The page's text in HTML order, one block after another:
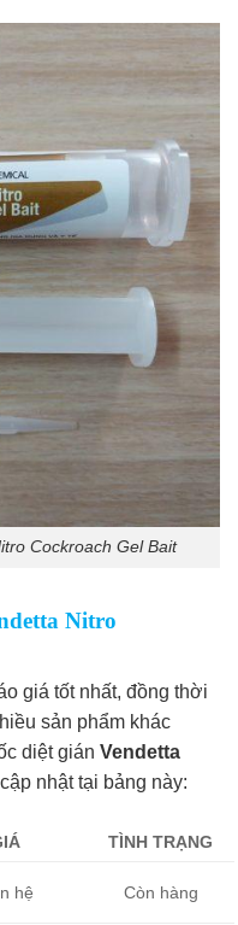
Cockroach Gel Bait
Nitro
giá tốt nhất, đồng thời
sản phẩm khác
diệt gián Vendetta
nhật tại bảng này:
TÌNH TRẠNG
hệ Còn hàng